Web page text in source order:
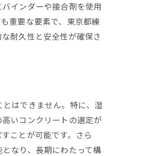
インダーや接合剤を使用
重要な要素で、東京都練
耐久性と安全性が確保さ
はできません。特に、湿
いコンクリートの選定が
ことが可能です。さら
なり、長期にわたって構